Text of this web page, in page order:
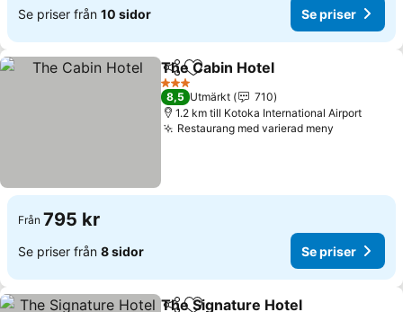
Se priser från 10 sidor Se priser
Dela Lägg till i Mina Favoriter
The Cabin Hotel
3 Stjärnor
8,5 Utmärkt
710
1.2 km till Kotoka International Airport
Restaurang med varierad meny
Från 795 kr
Se priser från 8 sidor Se priser
The Signature Hotel